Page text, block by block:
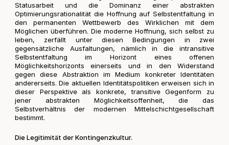
Statusarbeit und die Dominanz einer abstrakten
Optimierungsrationalität die Hoffnung auf Selbstentfaltung in
den permanenten Wettbewerb des Wirklichen mit dem
Möglichen überführen. Die moderne Hoffnung, sich selbst zu
leben, zerfällt unter diesen Bedingungen in zwei
gegensätzliche Ausfaltungen, nämlich in die intransitive
Selbstentfaltung im Horizont eines offenen
Möglichkeitshorizonts einerseits und in den Widerstand
gegen diese Abstraktion im Medium konkreter Identitäten
andererseits. Die aktuellen Identitätspolitiken erweisen sich in
dieser Perspektive als konkrete, transitive Gegenform zu
jener abstrakten Möglichkeitsoffenheit, die das
Selbstverhältnis der modernen Mittelschichtgesellschaft
bestimmt.
Die Legitimität der Kontingenzkultur.